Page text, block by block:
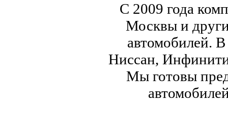
С 2009 года
Москвы и
автомобилей.
Ниссан,
Мы готовы